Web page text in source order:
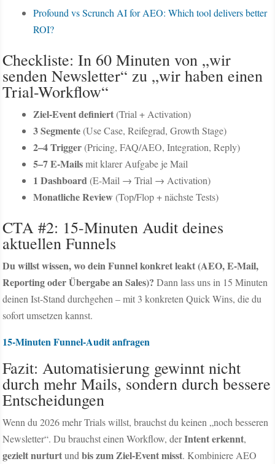
Profound vs Scrunch AI for AEO: Which tool delivers better
ROI?
Checkliste: In 60 Minuten von „wir
senden Newsletter“ zu „wir haben einen
Trial-Workflow“
Ziel-Event definiert(Trial + Activation)
3 Segmente(Use Case, Reifegrad, Growth Stage)
2–4 Trigger(Pricing, FAQ/AEO, Integration, Reply)
5–7 E-Mailsmit klarer Aufgabe je Mail
1 Dashboard(E-Mail → Trial → Activation)
Monatliche Review (Top/Flop + nächste Tests)
CTA #2: 15-Minuten Audit deines
aktuellen Funnels
Du willst wissen, wo dein Funnel konkret leakt (AEO, E-Mail,
Reporting oder Übergabe an Sales)? Dann lass uns in 15 Minuten
deinen Ist-Stand durchgehen – mit 3 konkreten Quick Wins, die du
sofort umsetzen kannst.
15-Minuten Funnel-Audit anfragen
Fazit: Automatisierung gewinnt nicht
durch mehr Mails, sondern durch bessere
Entscheidungen
Wenn du 2026 mehr Trials willst, brauchst du keinen „noch besseren
Newsletter“. Du brauchst einen Workflow, derIntent erkennt,
gezielt nurturtundbis zum Ziel-Event misst. Kombiniere AEO